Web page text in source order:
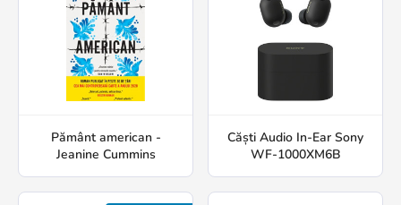
Pământ american -
Jeanine Cummins
Căști Audio In-Ear Sony
WF-1000XM6B